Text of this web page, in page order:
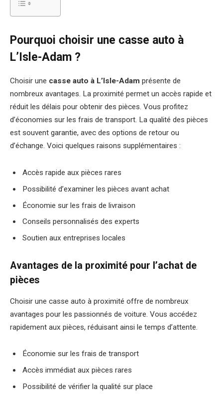
Pourquoi choisir une casse auto à
L’Isle-Adam ?
Choisir une casse auto à L’Isle-Adam présente de
nombreux avantages. La proximité permet un accès rapide et
réduit les délais pour obtenir des pièces. Vous profitez
d’économies sur les frais de transport. La qualité des pièces
est souvent garantie, avec des options de retour ou
d’échange. Voici quelques raisons supplémentaires :
Accès rapide aux pièces rares
Possibilité d’examiner les pièces avant achat
Économie sur les frais de livraison
Conseils personnalisés des experts
Soutien aux entreprises locales
Avantages de la proximité pour l’achat de
pièces
Choisir une casse auto à proximité offre de nombreux
avantages pour les passionnés de voiture. Vous accédez
rapidement aux pièces, réduisant ainsi le temps d’attente.
Économie sur les frais de transport
Accès immédiat aux pièces rares
Possibilité de vérifier la qualité sur place